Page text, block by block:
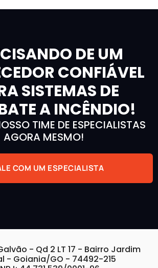
DE UM
CONFIÁVEL
SISTEMAS DE
A INCÊNDIO!
TIME DE ESPECIALISTAS
AGORA MESMO!
COM UM ESPECIALISTA
- Qd 2 LT 17 - Bairro Jardim
- Goiania/GO - 74492-215